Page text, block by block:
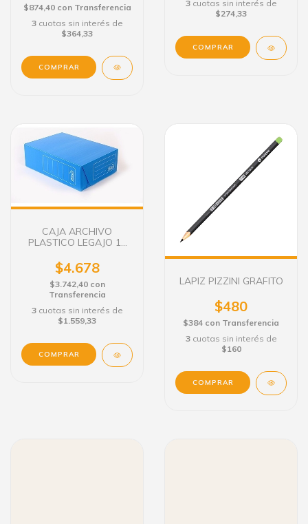
$874,40 con Transferencia
3 cuotas sin interés de
$364,33
COMPRAR
3 cuotas sin interés de
$274,33
CAJA ARCHIVO
PLASTICO LEGAJO 12
$4.678
$3.742,40 con
Transferencia
3 cuotas sin interés de
$1.559,33
LAPIZ PIZZINI GRAFITO
$480
$384 con Transferencia
3 cuotas sin interés de
$160